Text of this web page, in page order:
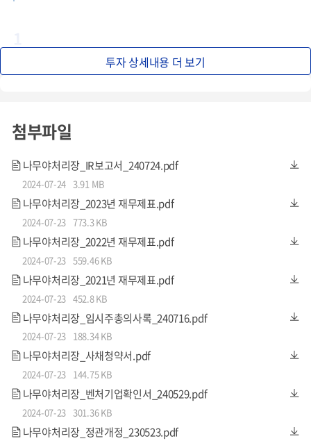
국민 1인당 석탄발전량, 전세계 평균 3배!
지난 2022년, 영국의 국제기후·에너지정책연구소 엠버(Em
ber)는 주요 20개국(G20) 중 한국은 호주와 함께 ‘최악의 오염
국’이라고 보고했습니다. 2022년 기준 한국의 1인당 석탄화
력발전 탄소배출량은 3.27톤으로, 전세계 평균치인 1.06톤에
비교하면국민 1명당 3명 분의 이산화탄소를 배출하고 있는
셈입니다.
투자 상세내용 더 보기
첨부파일
나무야처리장_IR보고서_240724.pdf
2024-07-24 3.91 MB
나무야처리장_2023년 재무제표.pdf
2024-07-23 773.3 KB
나무야처리장_2022년 재무제표.pdf
2024-07-23 559.46 KB
나무야처리장_2021년 재무제표.pdf
2024-07-23 452.8 KB
나무야처리장_임시주총의사록_240716.pdf
2024-07-23 188.34 KB
나무야처리장_사채청약서.pdf
2024-07-23 144.75 KB
나무야처리장_벤처기업확인서_240529.pdf
2024-07-23 301.36 KB
나무야처리장_정관개정_230523.pdf